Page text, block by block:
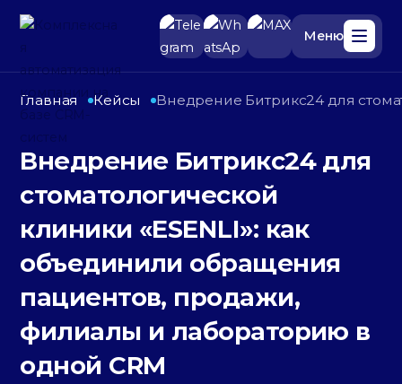
Меню
Меню
Наши услуги
Купить лицензию
Отрасли
Кейсы
Отзывы
Главная Кейсы Внедрение Битрикс24 для
Внедрение Битрикс24 для
стоматологической
клиники «ESENLI»: как
объединили обращения
пациентов, продажи,
филиалы и лабораторию в
одной CRM